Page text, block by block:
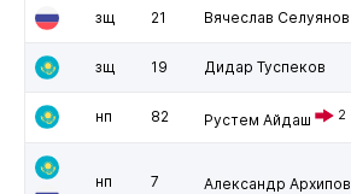
зщ 21 Вячеслав Селуянов
зщ 19 Дидар Туспеков
нп 82 Рустем Айдаш 2
нп 7 Александр Архипов